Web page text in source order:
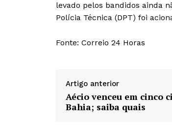
levado pelos bandidos ainda
Polícia Técnica (DPT) foi
Fonte: Correio 24 Horas
Artigo anterior
Aécio venceu em cinco
Bahia; saiba quais